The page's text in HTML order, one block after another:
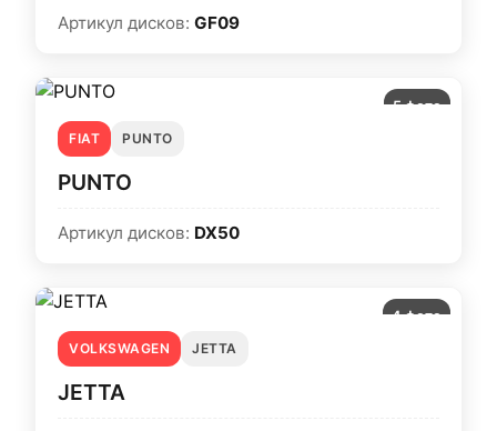
Артикул дисков: GF09
5 фото
FIAT
PUNTO
PUNTO
Артикул дисков: DX50
4 фото
VOLKSWAGEN
JETTA
JETTA